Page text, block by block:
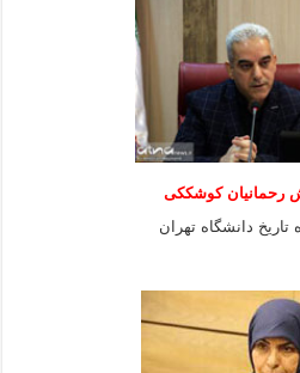
رحمانیان کوشککی
تاریخ دانشگاه تهران